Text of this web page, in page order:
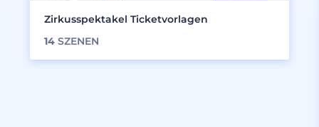
Zirkusspektakel Ticketvorlagen
14 SZENEN